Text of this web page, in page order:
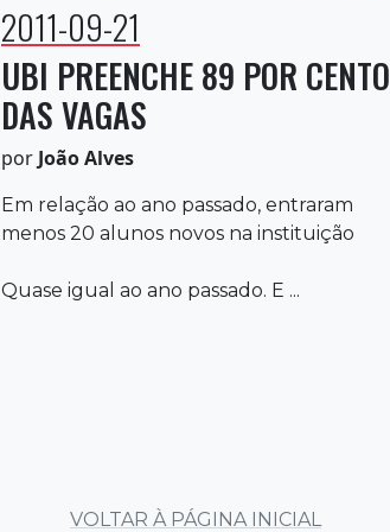
2011-09-21
UBI PREENCHE 89 POR CENTO
DAS VAGAS
por João Alves
Em relação ao ano passado, entraram
menos 20 alunos novos na instituição
Quase igual ao ano passado. E ...
VOLTAR À PÁGINA INICIAL